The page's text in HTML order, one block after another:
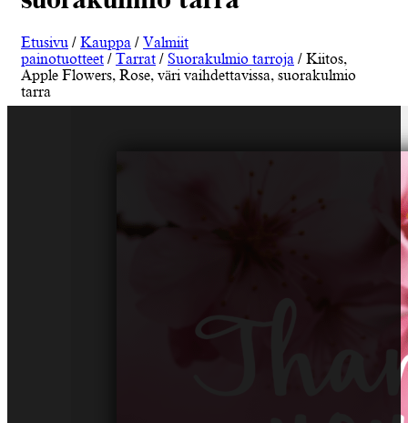
Etusivu / Kauppa / Valmiit
painotuotteet / Tarrat / Suorakulmio tarroja / Kiitos,
Apple Flowers, Rose, väri vaihdettavissa, suorakulmio
tarra